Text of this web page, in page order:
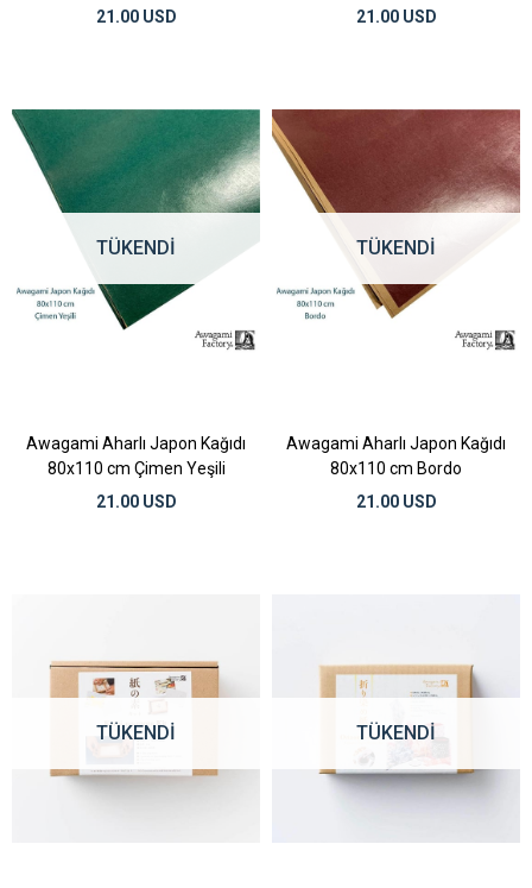
21.00 USD
21.00 USD
TÜKENDI
Awagami Aharlı Japon Kağıdı
80x110 cm Çimen Yeşili
21.00 USD
TÜKENDI
Awagami Aharlı Japon Kağıdı
80x110 cm Bordo
21.00 USD
TÜKENDI TÜKENDI